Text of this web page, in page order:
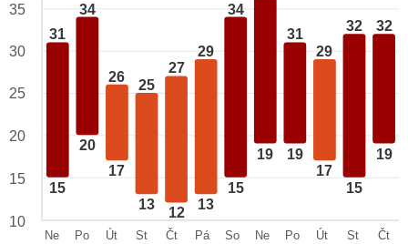
31
15
34
20
26
17
25
13
27
12
29
13
34
15
19
31
19
29
17
32
15
32
19
35
30
25
20
15
10
Ne
Po
Út
St
Čt
Pá
So
Ne
Po
Út
St
Čt